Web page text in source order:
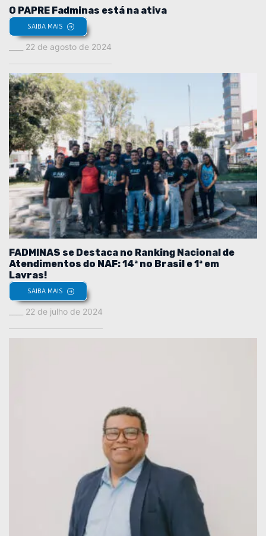
O PAPRE Fadminas está na ativa
SAIBA MAIS
22 de agosto de 2024
FADMINAS se Destaca no Ranking Nacional de
Atendimentos do NAF: 14ª no Brasil e 1ª em
Lavras!
SAIBA MAIS
22 de julho de 2024